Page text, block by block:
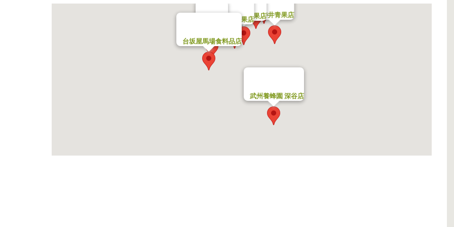
柳井青果店
神田屋青果店
台坂屋馬場食料品店
待井青果店
八百林青果店
鳥文
武州養蜂園 深谷店